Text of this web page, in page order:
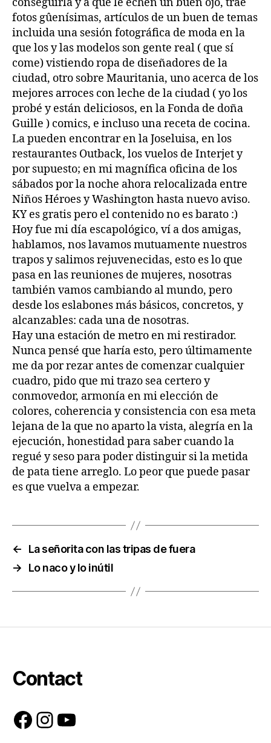
fotos gûenísimas, artículos de un buen de temas
incluida una sesión fotográfica de moda en la
que los y las modelos son gente real ( que sí
come) vistiendo ropa de diseñadores de la
ciudad, otro sobre Mauritania, uno acerca de los
mejores arroces con leche de la ciudad ( yo los
probé y están deliciosos, en la Fonda de doña
Guille ) comics, e incluso una receta de cocina.
La pueden encontrar en la Joseluisa, en los
restaurantes Outback, los vuelos de Interjet y
por supuesto; en mi magnífica oficina de los
sábados por la noche ahorarelocalizada entre
Niños Héroes y Washington hasta nuevo aviso.
KY es gratis pero el contenido no es barato :)
Hoy fue mi día escapológico, ví a dos amigas,
hablamos, nos lavamos mutuamente nuestros
trapos y salimos rejuvenecidas, esto es lo que
pasa en las reuniones de mujeres, nosotras
también vamos cambiando al mundo, pero
desde los eslabones más básicos, concretos, y
alcanzables: cada una de nosotras.
Hay una estación de metro en mi restirador.
Nunca pensé que haría esto, pero últimamente
me da por rezar antes de comenzar cualquier
cuadro, pido que mi trazo sea certero y
conmovedor, armonía en mi elección de
colores, coherencia y consistencia con esa meta
lejana de la que no aparto la vista, alegría en la
ejecución, honestidad para saber cuando la
regué y seso para poder distinguir si la metida
de pata tiene arreglo. Lo peor que puede pasar
es que vuelva a empezar.
←
La señorita con las tripas de fuera
→
Lo naco y lo inútil
Contact
Facebook
Instagram
YouTube